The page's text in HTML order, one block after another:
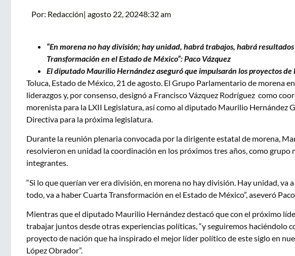
Por: Redacción| agosto 22, 20248:32 am
“En morena no hay división; hay unidad, habrá trabajos, habrá
Transformación en el Estado de México”: Paco Vázquez
El diputado Maurilio Hernández aseguró que impulsarán los proyectos
Toluca, Estado de México, 21 de agosto. El Grupo Parlamentario de morena
liderazgos y, por consenso, designó a Francisco Vázquez Rodríguez como
morenista para la LXII Legislatura, así como al diputado Maurilio Hernández
Directiva para la próxima legislatura.
Durante la reunión plenaria convocada por la dirigente estatal de morena,
resolvieron en unidad la coordinación en los próximos tres años, como
integrantes.
“Si lo que querían ver era división, en morena no hay división. Hay unidad, va
todo, va a haber Cuarta Transformación en el Estado de México”, aseveró Paco
Mientras que el diputado Maurilio Hernández destacó que con el próximo
trabajar juntos desde otras experiencias políticas, “y seguiremos haciéndolo
proyecto de nación que ha inspirado el mejor líder político de este siglo en
López Obrador”.